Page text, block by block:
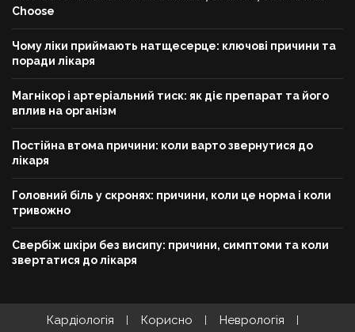
Choose
Чому ліки приймають натщесерце: ключові причини та
поради лікаря
Магнікор і артеріальний тиск: як діє препарат та його
вплив на організм
Постійна втома причини: коли варто звернутися до
лікаря
Головний біль у скронях: причини, коли це норма і коли
тривожно
Свербіж шкіри без висипу: причини, симптоми та коли
звертатися до лікаря
Кардіологія Корисно
Неврологія